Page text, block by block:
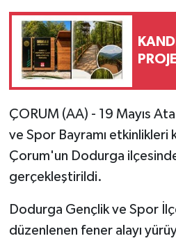
PROJE
ÇORUM (AA) - 19 Mayıs
ve Spor Bayramı etkinlikleri
Çorum'un Dodurga
gerçekleştirildi.
Dodurga Gençlik ve Spor
düzenlenen fener alayı